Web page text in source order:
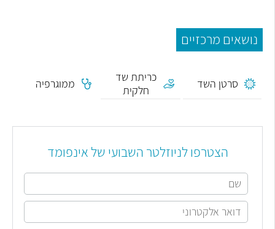
נושאים מרכזיים
סרטן השד
כריתת שד
חלקית
ממוגרפיה
הצטרפו לניוזלטר השבועי של אינפומד